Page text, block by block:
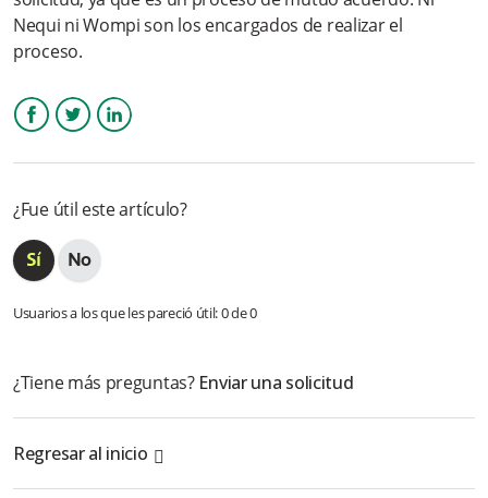
¿Si tengo dudas, cuales son los canales de NEQUI que me
pueden atender?
¿La app Bancolombia A la mano dejará de funcionar? ¿Desde
cuándo?
¿Si se presenta un rechazo en la dispersión del comercio por
¿Cuánto tiempo (ANS) puede tardar en realizar la
modificación?
¿Qué documentación se requiere para que un cliente realice el
cambio de cuenta?
¿Si un cliente tiene aperturada una cuenta de bajo monto y
requiere abrir una de ahorros, el número de celular cambia, o
puede seguir utilizando el mismo?
Más información
Nequi ni Wompi son los encargados de realizar el
proceso.
¿Fue útil este artículo?
Usuarios a los que les pareció útil: 0 de 0
¿Tiene más preguntas? Enviar una solicitud
Regresar al inicio